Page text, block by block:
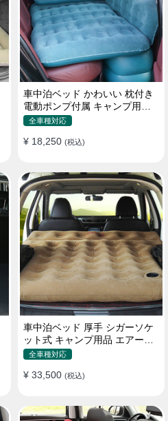
車中泊ベッド かわいい 枕付き
電動ポンプ付属 キャンプ用品
全車種対応
¥ 18,250 (税込)
車中泊ベッド 厚手 シガーソケ
ット式 キャンプ用品 エアーベ
ッド 収納袋付き 普通車 SUV適
全車種対応
¥ 33,500 (税込)